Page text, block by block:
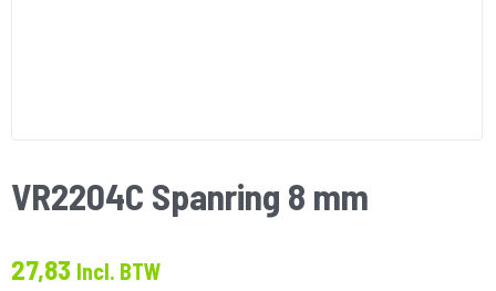
VR2204C Spanring 8 mm
27,83 Incl. BTW